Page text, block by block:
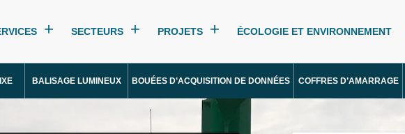
SECTEURS PROJETS ÉCOLOGIE ET ENVIRONNEMENT
BALISAGE LUMINEUX BOUÉES D’ACQUISITION DE DONNÉES COFFRES D’AMARRAGE